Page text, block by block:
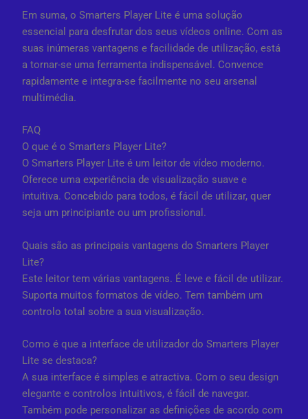
Em suma, o Smarters Player Lite é uma solução
essencial para desfrutar dos seus vídeos online. Com as
suas inúmeras vantagens e facilidade de utilização, está
a tornar-se uma ferramenta indispensável. Convence
rapidamente e integra-se facilmente no seu arsenal
multimédia.
FAQ
O que é o Smarters Player Lite?
O Smarters Player Lite é um leitor de vídeo moderno.
Oferece uma experiência de visualização suave e
intuitiva. Concebido para todos, é fácil de utilizar, quer
seja um principiante ou um profissional.
Quais são as principais vantagens do Smarters Player
Lite?
Este leitor tem várias vantagens. É leve e fácil de utilizar.
Suporta muitos formatos de vídeo. Tem também um
controlo total sobre a sua visualização.
Como é que a interface de utilizador do Smarters Player
Lite se destaca?
A sua interface é simples e atractiva. Com o seu design
elegante e controlos intuitivos, é fácil de navegar.
Também pode personalizar as definições de acordo com